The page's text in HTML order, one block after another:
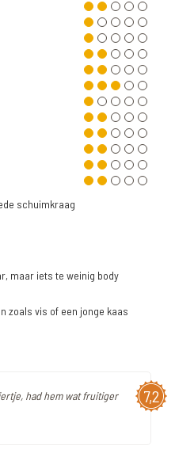
schuimkraag
maar iets te weinig body
zoals vis of een jonge kaas
7,2
had hem wat fruitiger